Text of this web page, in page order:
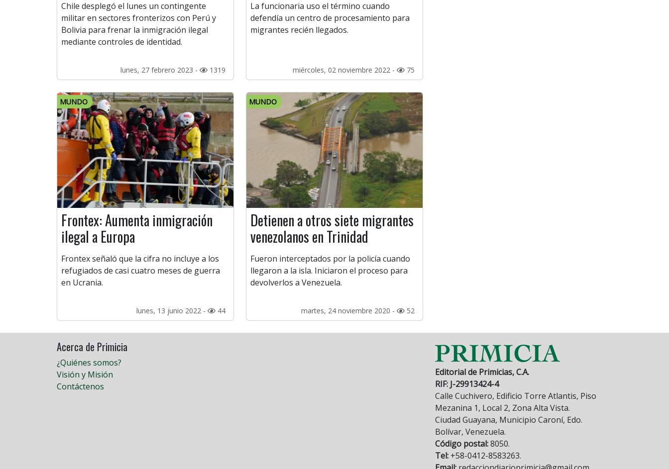
Chile desplegó el lunes un contingente
militar en sectores fronterizos con Perú y
Bolivia para frenar la inmigración ilegal
mediante controles de identidad.
lunes, 27 febrero 2023 - 1319
La funcionaria uso el término cuando
defendía un centro de procesamiento para
migrantes recién llegados.
miércoles, 02 noviembre 2022 - 75
MUNDO
Frontex: Aumenta inmigración
ilegal a Europa
Frontex señaló que la cifra no incluye a los
refugiados de casi cuatro meses de guerra
en Ucrania.
lunes, 13 junio 2022 - 44
MUNDO
Detienen a otros siete migrantes
venezolanos en Trinidad
Fueron interceptados por la policía cuando
llegaron a la isla. Iniciaron el proceso para
devolverlos a Venezuela.
martes, 24 noviembre 2020 - 52
Acerca de Primicia
¿Quiénes somos?
Visión y Misión
Contáctenos
Editorial de Primicias, C.A.
RIF: J-29913424-4
Calle Cuchivero, Edificio Torre Atlantis, Piso
Mezanina 1, Local 2, Zona Alta Vista.
Ciudad Guayana, Municipio Caroní, Edo.
Bolívar, Venezuela.
Código postal:8050.
Tel: +58-0412-8583263.